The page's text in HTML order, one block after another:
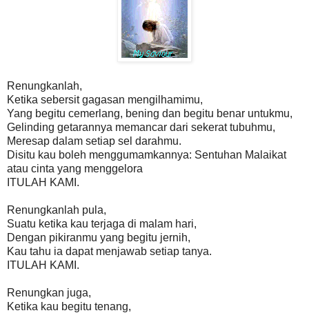
Renungkanlah,
Ketika sebersit gagasan mengilhamimu,
Yang begitu cemerlang, bening dan begitu benar untukmu,
Gelinding getarannya memancar dari sekerat tubuhmu,
Meresap dalam setiap sel darahmu.
Disitu kau boleh menggumamkannya: Sentuhan Malaikat
atau cinta yang menggelora
ITULAH KAMI.
Renungkanlah pula,
Suatu ketika kau terjaga di malam hari,
Dengan pikiranmu yang begitu jernih,
Kau tahu ia dapat menjawab setiap tanya.
ITULAH KAMI.
Renungkan juga,
Ketika kau begitu tenang,